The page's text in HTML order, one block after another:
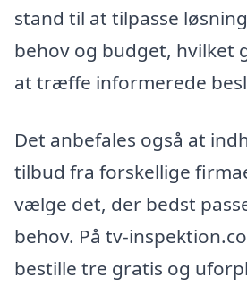
stand til at tilpasse
behov og budget, hvilket
at træffe informerede
Det anbefales også at
tilbud fra forskellige
vælge det, der bedst
behov. På tv-
bestille tre gratis og